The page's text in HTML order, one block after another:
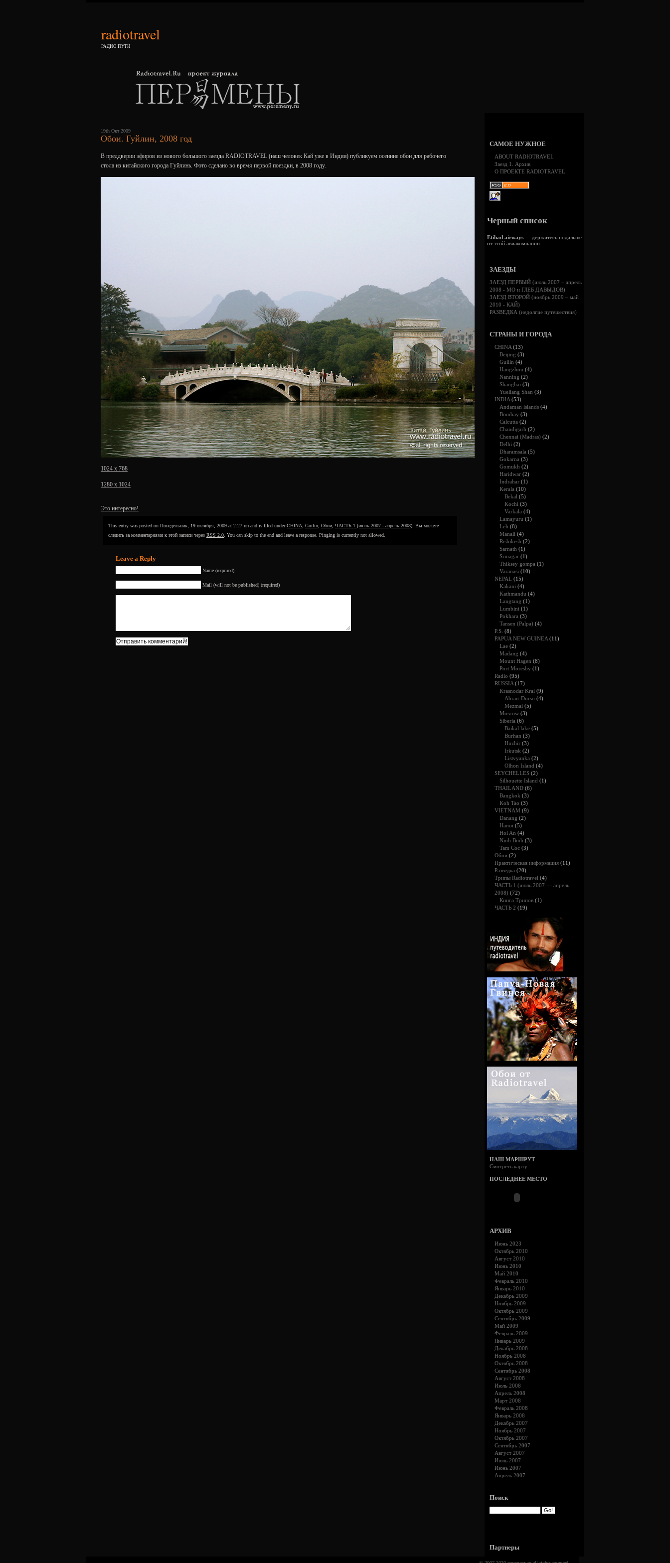
radiotravel
РАДИО ПУТИ
19th Окт 2009
Обои. Гуйлин, 2008 год
В преддверии эфиров из нового большого заезда RADIOTRAVEL (наш человек Кай уже в Индии) публикуем осенние обои для рабочего
стола из китайского города Гуйлинь. Фото сделано во время первой поездки, в 2008 году.
1024 x 768
1280 x 1024
Это интересно!
This entry was posted on Понедельник, 19 октября, 2009 at 2:27 пп and is filed underCHINA Guilin Обои ЧАСТЬ 1 (июль 2007 - апрель 2008) . Вы можете
следить за комментариями к этой записи через RSS 2.0 . You can skip to the end and leave a response. Pinging is currently not allowed.
Leave a Reply
Name (required)
Mail (will not be published) (required)
САМОЕ НУЖНОЕ
ABOUT RADIOTRAVEL
Заезд 1. Архив
О ПРОЕКТЕ RADIOTRAVEL
Черный список
Etihad airways — держитесь подальше
от этой авиакомпании.
ЗАЕЗДЫ
ЗАЕЗД ПЕРВЫЙ (июль 2007 – апрель
2008 - МО и ГЛЕБ ДАВЫДОВ)
ЗАЕЗД ВТОРОЙ (ноябрь 2009 – май
2010 - КАЙ)
РАЗВЕДКА (недолгие путешествия)
СТРАНЫ И ГОРОДА
CHINA (13)
Beijing (3)
Guilin (4)
Hangzhou (4)
Nanning (2)
Shanghai (3)
Yueliang Shan (3)
INDIA (53)
Andaman islands (4)
Bombay (3)
Calcutta (2)
Chandigarh (2)
Chennai (Madras) (2)
Delhi (2)
Dharamsala (5)
Gokarna (3)
Gomukh (2)
Haridwar (2)
Indrahar (1)
Kerala (10)
Bekal (5)
Kochi (3)
Varkala (4)
Lamayuru (1)
Leh (8)
Manali (4)
Rishikesh (2)
Sarnath (1)
Srinagar (1)
Thiksey gompa (1)
Varanasi (10)
NEPAL (15)
Kakani (4)
Kathmandu (4)
Langtang (1)
Lumbini (1)
Pokhara (3)
Tansen (Palpa) (4)
P.S. (8)
PAPUA NEW GUINEA (11)
Lae (2)
Madang (4)
Mount Hagen (8)
Port Moresby (1)
Radio (95)
RUSSIA (17)
Krasnodar Krai (9)
Abrau-Durso (4)
Mezmai (5)
Moscow (3)
Siberia (6)
Baikal lake (5)
Burhan (3)
Huzhir (3)
Irkutsk (2)
Listvyanka (2)
Olhon Island (4)
SEYCHELLES (2)
Silhouette Island (1)
THAILAND (6)
Bangkok (3)
Koh Tao (3)
VIETNAM (9)
Danang (2)
Hanoi (5)
Hoi An (4)
Ninh Binh (3)
Tam Coc (3)
Обои (2)
Практическая информация (11)
Разведка (20)
Трипы Radiotravel (4)
ЧАСТЬ 1 (июль 2007 — апрель
2008) (72)
Книга Трипов (1)
ЧАСТЬ 2 (19)
НАШ МАРШРУТ
Смотреть карту
ПОСЛЕДНЕЕ МЕСТО
АРХИВ
Июнь 2023
Октябрь 2010
Август 2010
Июнь 2010
Май 2010
Февраль 2010
Январь 2010
Декабрь 2009
Ноябрь 2009
Октябрь 2009
Сентябрь 2009
Май 2009
Февраль 2009
Январь 2009
Декабрь 2008
Ноябрь 2008
Октябрь 2008
Сентябрь 2008
Август 2008
Июль 2008
Апрель 2008
Март 2008
Февраль 2008
Январь 2008
Декабрь 2007
Ноябрь 2007
Октябрь 2007
Сентябрь 2007
Август 2007
Июль 2007
Июнь 2007
Апрель 2007
Поиск
Партнеры